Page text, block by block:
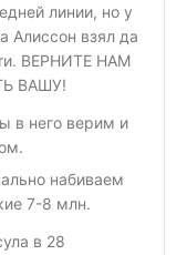
линии, но у
Алиссон взял да
ВЕРНИТЕ НАМ
ВАШУ!
в него верим и
набиваем
7-8 млн.
в 28